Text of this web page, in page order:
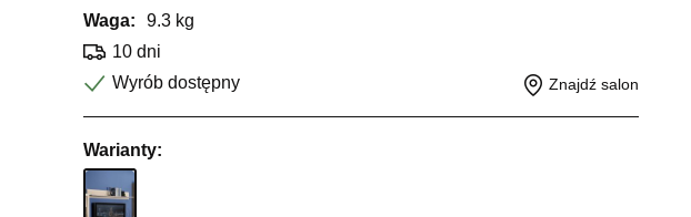
Waga:
9.3 kg
10 dni
Wyrób dostępny
Znajdź salon
Warianty: